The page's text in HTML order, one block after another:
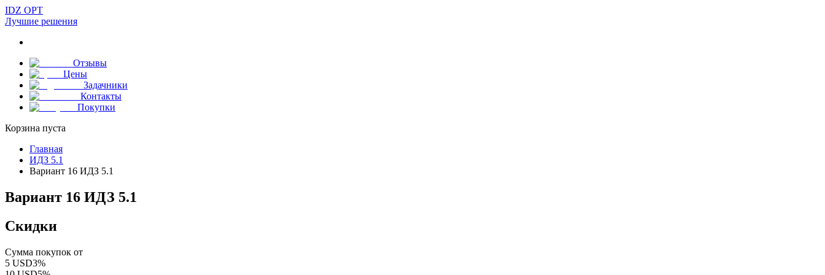
IDZ OPT
Лучшие решения
Отзывы
Цены
Задачники
Контакты
Покупки
Корзина пуста
Главная
ИДЗ 5.1
Вариант 16 ИДЗ 5.1
Вариант 16 ИДЗ 5.1
Скидки
Сумма покупок от
5 USD3%